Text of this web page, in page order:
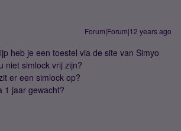
Forum|Forum|12 years ago
heb je een toestel via de site van Simyo
niet simlock vrij zijn?
er een simlock op?
1 jaar gewacht?